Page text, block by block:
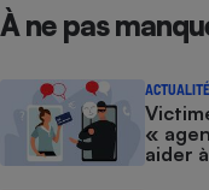
À ne pas
ACTUALITÉ
«
aider